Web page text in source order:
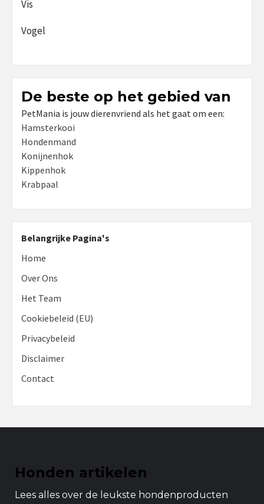
Vis
Vogel
De beste op het gebied van
PetMania is jouw dierenvriend als het gaat om een:
Hamsterkooi
Hondenmand
Konijnenhok
Kippenhok
Krabpaal
Belangrijke Pagina's
Home
Over Ons
Het Team
Cookiebeleid (EU)
Privacybeleid
Disclaimer
Contact
Honden artikelen
Lees alles over de leukste hondenproducten